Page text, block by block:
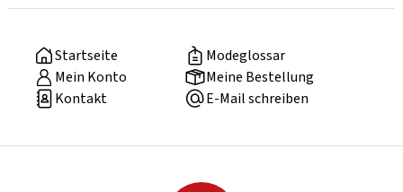
Startseite
Modeglossar
Mein Konto
Meine Bestellung
Kontakt
E-Mail schreiben